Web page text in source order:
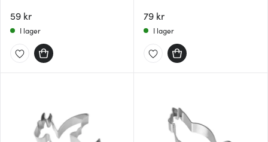
59 kr
I lager
79 kr
I lager